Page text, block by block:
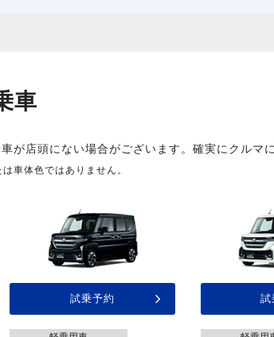
車
が店頭にない場合がございます。確実にクルマ
車体色ではありません。
試乗予約 試